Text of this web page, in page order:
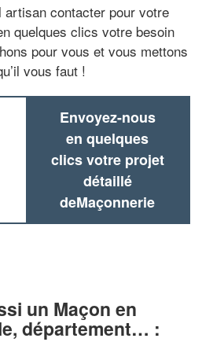
artisan contacter pour votre
quelques clics votre besoin
pour vous et vous mettons
vous faut !
Envoyez-nous
en quelques
clics votre projet
détaillé
deMaçonnerie
un Maçon en
département… :